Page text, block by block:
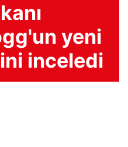
yeni
inceledi